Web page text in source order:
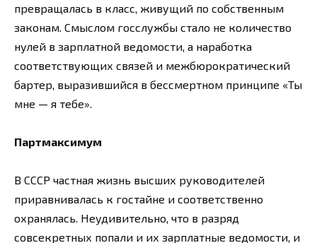
превращалась в класс, живущий по собственным
законам. Смыслом госслужбы стало не количество
нулей в зарплатной ведомости, а наработка
соответствующих связей и межбюрократический
бартер, выразившийся в бессмертном принципе «Ты
мне — я тебе».
Партмаксимум
В СССР частная жизнь высших руководителей
приравнивалась к гостайне и соответственно
охранялась. Неудивительно, что в разряд
совсекретных попали и их зарплатные ведомости, и